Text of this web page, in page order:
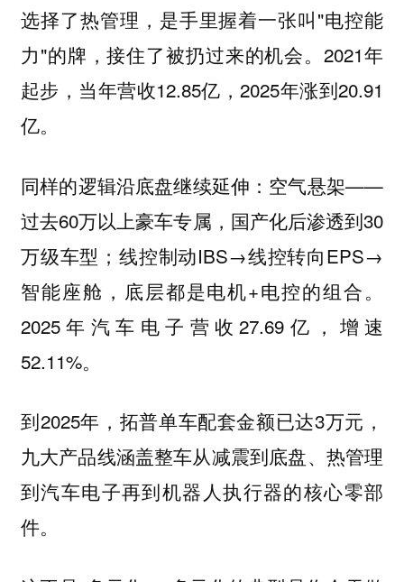
选择了热管理，是手里握着一张叫"电控能
力"的牌，接住了被扔过来的机会。2021年
起步，当年营收12.85亿，2025年涨到20.91
亿。
同样的逻辑沿底盘继续延伸：空气悬架——
过去60万以上豪车专属，国产化后渗透到30
万级车型；线控制动IBS→线控转向EPS→
智能座舱，底层都是电机+电控的组合。
2025年汽车电子营收27.69亿，增速
52.11%。
到2025年，拓普单车配套金额已达3万元，
九大产品线涵盖整车从减震到底盘、热管理
到汽车电子再到机器人执行器的核心零部
件。